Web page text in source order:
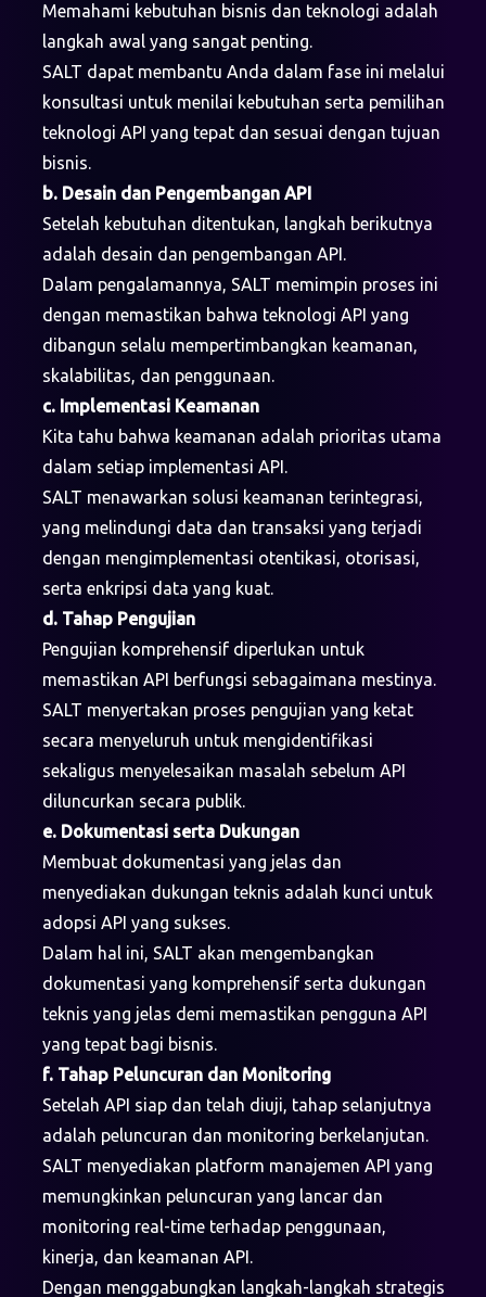
Memahami kebutuhan bisnis dan teknologi adalah
langkah awal yang sangat penting.
SALT dapat membantu Anda dalam fase ini melalui
konsultasi untuk menilai kebutuhan serta pemilihan
teknologi API yang tepat dan sesuai dengan tujuan
bisnis.
b. Desain dan Pengembangan API
Setelah kebutuhan ditentukan, langkah berikutnya
adalah desain dan pengembangan API.
Dalam pengalamannya, SALT memimpin proses ini
dengan memastikan bahwa teknologi API yang
dibangun selalu mempertimbangkan keamanan,
skalabilitas, dan penggunaan.
c. Implementasi Keamanan
Kita tahu bahwa keamanan adalah prioritas utama
dalam setiap implementasi API.
SALT menawarkan solusi keamanan terintegrasi,
yang melindungi data dan transaksi yang terjadi
dengan mengimplementasi otentikasi, otorisasi,
serta enkripsi data yang kuat.
d. Tahap Pengujian
Pengujian komprehensif diperlukan untuk
memastikan API berfungsi sebagaimana mestinya.
SALT menyertakan proses pengujian yang ketat
secara menyeluruh untuk mengidentifikasi
sekaligus menyelesaikan masalah sebelum API
diluncurkan secara publik.
e. Dokumentasi serta Dukungan
Membuat dokumentasi yang jelas dan
menyediakan dukungan teknis adalah kunci untuk
adopsi API yang sukses.
Dalam hal ini, SALT akan mengembangkan
dokumentasi yang komprehensif serta dukungan
teknis yang jelas demi memastikan pengguna API
yang tepat bagi bisnis.
f. Tahap Peluncuran dan Monitoring
Setelah API siap dan telah diuji, tahap selanjutnya
adalah peluncuran dan monitoring berkelanjutan.
SALT menyediakan platform manajemen API yang
memungkinkan peluncuran yang lancar dan
monitoring real-time terhadap penggunaan,
kinerja, dan keamanan API.
Dengan menggabungkan langkah-langkah strategis